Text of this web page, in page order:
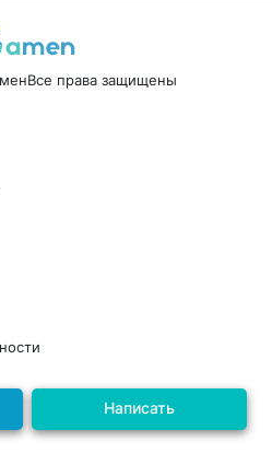
Написать
Все права защищены